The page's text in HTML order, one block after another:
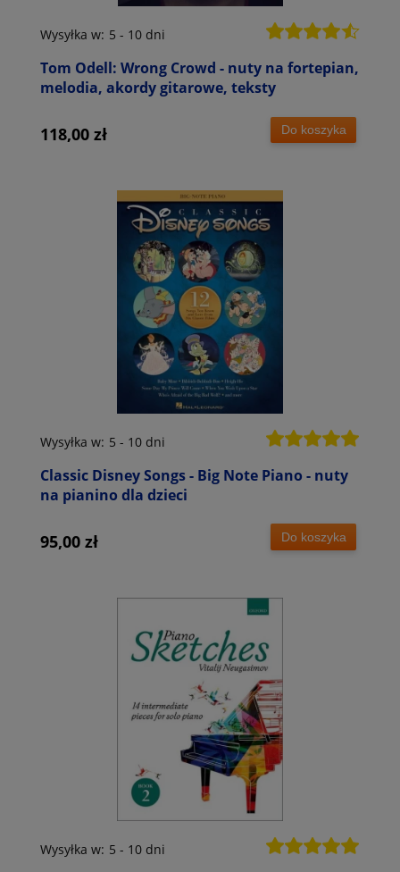
Tom Odell: Wrong Crowd - nuty na fortepian,
melodia, akordy gitarowe, teksty
Wysyłka w: 5 - 10 dni
118,00 zł Do koszyka
Classic Disney Songs - Big Note Piano - nuty
na pianino dla dzieci
Wysyłka w: 5 - 10 dni
95,00 zł Do koszyka
Wysyłka w: 5 - 10 dni